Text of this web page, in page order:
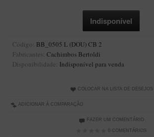
Artesão Idelfonso Bertoldi
Suporte Botinha para 1 cachimbo
Suporte Churchwarden
Suporte Retangular
CACHIMBOS ARTESANAIS
Código: BB_0505 L (DOU) CB 2
Fabricantes: Cachimbos Bertoldi
Disponibilidade: Indisponível para venda
COLOCAR NA LISTA DE DESEJOS
ADICIONAR À COMPARAÇÃO
FAZER UM COMENTÁRIO
0 COMENTÁRIOS